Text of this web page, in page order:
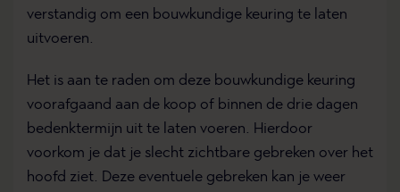
verstandig om een bouwkundige keuring te laten
uitvoeren.
Het is aan te raden om deze bouwkundige keuring
voorafgaand aan de koop of binnen de drie dagen
bedenktermijn uit te laten voeren. Hierdoor
voorkom je dat je slecht zichtbare gebreken over het
hoofd ziet. Deze eventuele gebreken kan je weer